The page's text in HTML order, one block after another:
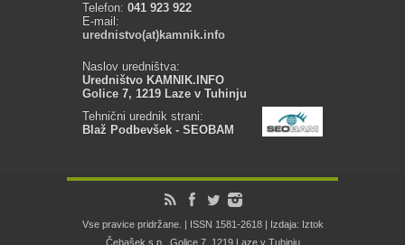
Telefon: 041 923 922
E-mail:
urednistvo(at)kamnik.info
Naslov uredništva:
Uredništvo KAMNIK.INFO
Golice 7, 1219 Laze v Tuhinju
Tehnični urednik strani:
Blaž Podbevšek - SEOBAM
Vse pravice pridržane. | ISSN 1581-2618 | Izdaja: Iztok
Čebašek s.p., Golice 7, 1219 Laze v Tuhinju